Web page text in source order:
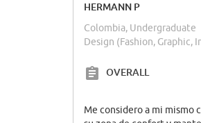
HERMANN P
Colombia, Undergraduate
Design (Fashion, Graphic,
OVERALL
Me considero a mi mismo